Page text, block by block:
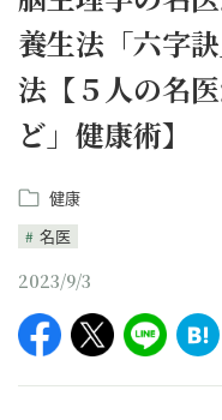
養生法「六字
法【５人の名
ど」健康術】
健康
名医
2023/9/3